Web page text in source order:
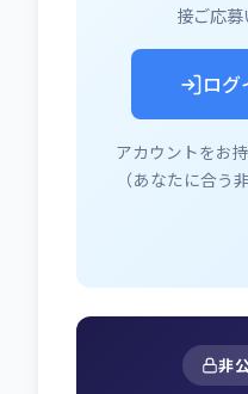
接ご応募
ロ
アカウントをお
（あなたに合う
非